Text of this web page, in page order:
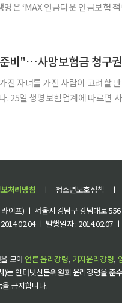
비"…사망보험금 청구
진 자녀를 가진 사람이 고려할
보
처리방침 ㅣ 청소년보호정책 ㅣ
이프) ㅣ 서울시 강남구 강남대로
ㅣ 발행일자 : 2014.02.07
모아언론 윤리강령, 기자윤리강령,
는 인터넷신문위원회 윤리강령을 준
금지합니다.